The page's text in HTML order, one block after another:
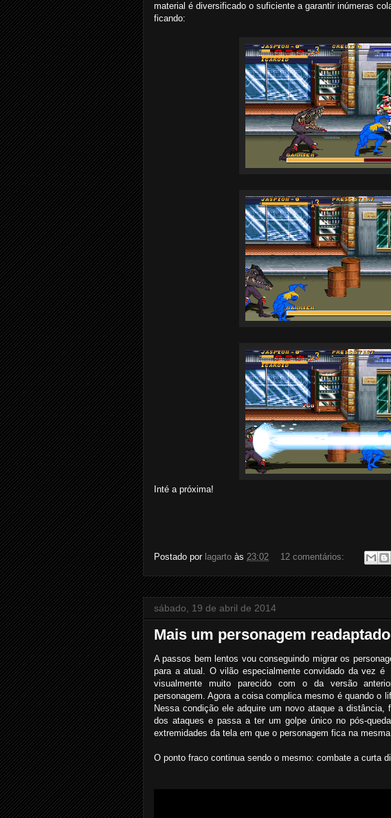
material é diversificado o suficiente a garantir inúmeras
ficando:
Inté a próxima!
Postado por lagarto às 23:02 12 comentários:
sábado, 19 de abril de 2014
Mais um personagem
A passos bem lentos vou conseguindo migrar os
para a atual. O vilão especialmente convidado da vez
visualmente muito parecido com o da versão
personagem. Agora a coisa complica mesmo é quando o
Nessa condição ele adquire um novo ataque a
dos ataques e passa a ter um golpe único no pós-
extremidades da tela em que o personagem fica na
O ponto fraco continua sendo o mesmo: combate a curta